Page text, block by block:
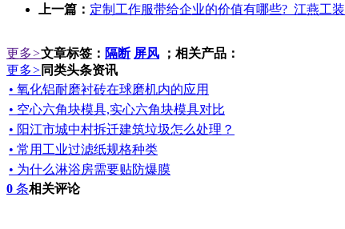
上一篇： 定制工作服带给企业的价值有哪些?_江燕工装
更多>文章标签： 隔断 屏风 ；相关产品：
更多> 同类头条资讯
• 氧化铝耐磨衬砖在球磨机内的应用
• 空心六角块模具,实心六角块模具对比
• 阳江市城中村拆迁建筑垃圾怎么处理？
• 常用工业过滤纸规格种类
• 为什么淋浴房需要贴防爆膜
0 条相关评论